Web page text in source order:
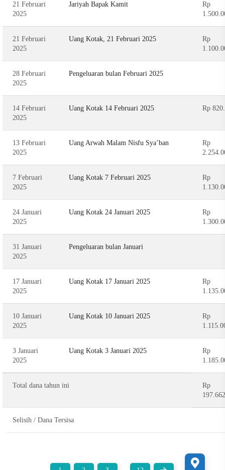
21 Februari
2025
Jariyah Bapak Kamit
Rp
21 Februari
2025
Uang Kotak, 21 Februari 2025
Rp
28 Februari
2025
Pengeluaran bulan Februari 2025
14 Februari
2025
Uang Kotak 14 Februari 2025 Rp
13 Februari
2025
Uang Arwah Malam Nisfu Sya’ban
Rp
7 Februari
2025
Uang Kotak 7 Februari 2025
Rp
24 Januari
2025
Uang Kotak 24 Januari 2025
Rp
31 Januari
2025
Pengeluaran bulan Januari
17 Januari
2025
Uang Kotak 17 Januari 2025
Rp
10 Januari
2025
Uang Kotak 10 Januari 2025
Rp
3 Januari
2025
Uang Kotak 3 Januari 2025
Rp
Total dana tahun ini
Rp
Selisih / Dana Tersisa